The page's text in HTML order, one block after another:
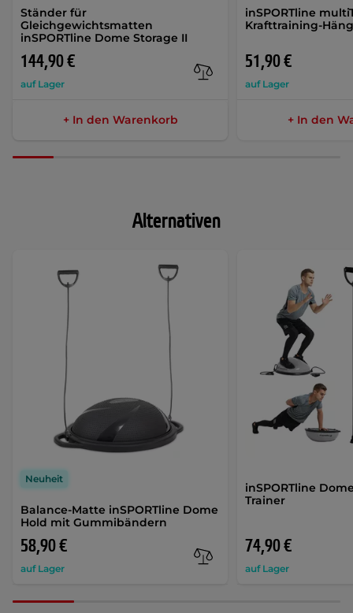
Ständer für
Gleichgewichtsmatten
inSPORTline Dome Storage II
144,90 €
auf Lager
+ In den Warenkorb
inSPORTline
Krafttraining-
51,90 €
auf Lager
+ In den
Alternativen
Balance-Matte inSPORTline Dome
Hold mit Gummibändern
58,90 €
auf Lager
Neuheit
inSPORTline
Trainer
74,90 €
auf Lager